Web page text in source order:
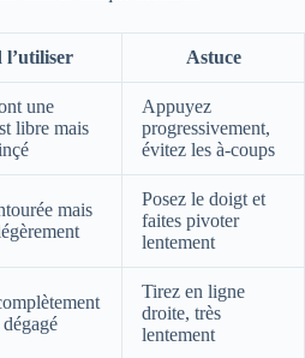
l’utiliser Astuce
une
libre mais
Appuyez
progressivement,
évitez les à-coups
mais
Posez le doigt et
faites pivoter
lentement
Tirez en ligne
droite, très
lentement